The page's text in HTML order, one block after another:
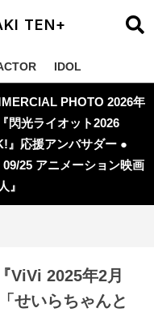
TEN+
IDOL
PHOTO 2026年
閃光ライオット2026
』応援アンバサダー ●
25 アニメーション映画
』
ViVi 2025年2月
せいらちゃんと